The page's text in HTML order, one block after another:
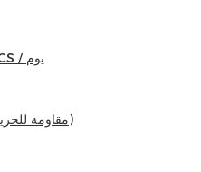
القدرة على التوريد: 10000 PCS / يوم
مادة: ABS + PC (درجة VO مقاومة للحريق)